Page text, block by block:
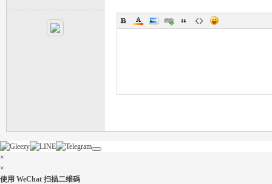
論
×
×
使用 WeChat 扫描二维碼